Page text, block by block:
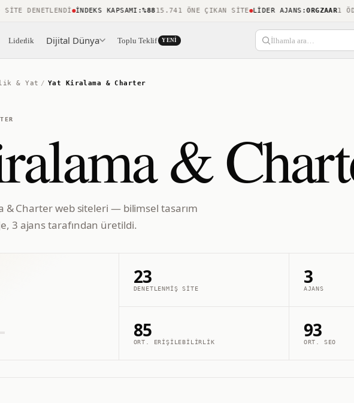
DENETLENDI İNDEKS KAPSAMI:%8815.741 ÖNE ÇIKAN SITE LIDER AJANS:ORGZAAR1 ÖDÜL
Liderlik Dijital Dünya Toplu Teklif YENI İlhamla ara…
& Yat / Yat Kiralama & Charter
&
& Charter web siteleri — bilimsel tasarım
3 ajans tarafından üretildi.
23
DENETLENMIŞ SITE
3
AJANS
85
ORT. ERIŞILEBILIRLIK
93
ORT. SEO